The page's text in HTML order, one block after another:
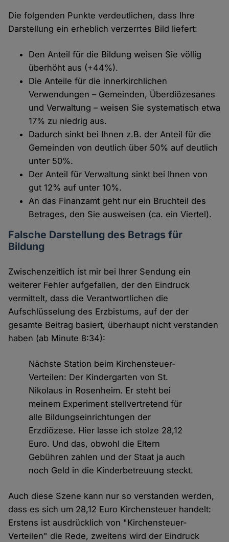
Die folgenden Punkte verdeutlichen, dass Ihre
Darstellung ein erheblich verzerrtes Bild liefert:
Den Anteil für die Bildung weisen Sie völlig
überhöht aus (+44%).
Die Anteile für die innerkirchlichen
Verwendungen – Gemeinden, Überdiözesanes
und Verwaltung – weisen Sie systematisch etwa
17% zu niedrig aus.
Dadurch sinkt bei Ihnen z.B. der Anteil für die
Gemeinden von deutlich über 50% auf deutlich
unter 50%.
Der Anteil für Verwaltung sinkt bei Ihnen von
gut 12% auf unter 10%.
An das Finanzamt geht nur ein Bruchteil des
Betrages, den Sie ausweisen (ca. ein Viertel).
Falsche Darstellung des Betrags für
Bildung
Zwischenzeitlich ist mir bei Ihrer Sendung ein
weiterer Fehler aufgefallen, der den Eindruck
vermittelt, dass die Verantwortlichen die
Aufschlüsselung des Erzbistums, auf der der
gesamte Beitrag basiert, überhaupt nicht verstanden
haben (ab Minute 8:34):
Nächste Station beim Kirchensteuer-
Verteilen: Der Kindergarten von St.
Nikolaus in Rosenheim. Er steht bei
meinem Experiment stellvertretend für
alle Bildungseinrichtungen der
Erzdiözese. Hier lasse ich stolze 28,12
Euro. Und das, obwohl die Eltern
Gebühren zahlen und der Staat ja auch
noch Geld in die Kinderbetreuung steckt.
Auch diese Szene kann nur so verstanden werden,
dass es sich um 28,12 Euro Kirchensteuer handelt:
Erstens ist ausdrücklich von "Kirchensteuer-
Verteilen" die Rede, zweitens wird der Eindruck